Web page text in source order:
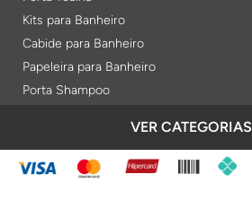
Kits para Banheiro
Cabide para Banheiro
Papeleira para Banheiro
Porta Shampoo
Porta Toalha Aquecido
Gabinetes para Banheiro
VER CATEGORIAS
FORMAS DE PAGAMENTO